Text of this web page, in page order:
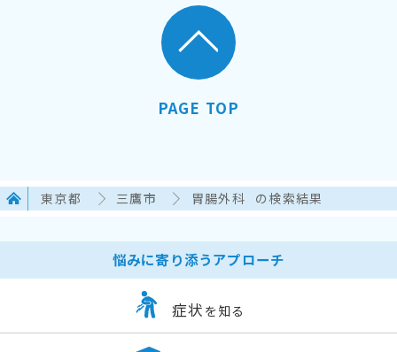
PAGE TOP
東京都 三鷹市 胃腸外科 の検索結果
悩みに寄り添うアプローチ
症状 を知る